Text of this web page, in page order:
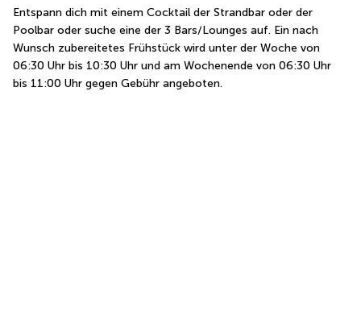
Entspann dich mit einem Cocktail der Strandbar oder der
Poolbar oder suche eine der 3 Bars/Lounges auf. Ein nach
Wunsch zubereitetes Frühstück wird unter der Woche von
06:30 Uhr bis 10:30 Uhr und am Wochenende von 06:30 Uhr
bis 11:00 Uhr gegen Gebühr angeboten.